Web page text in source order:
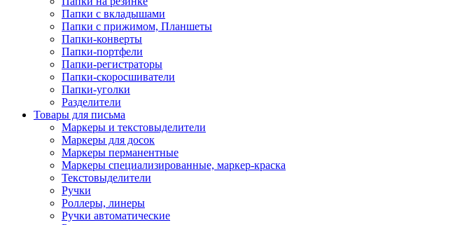
Папки с вкладышами
Папки с прижимом, Планшеты
Папки-конверты
Папки-портфели
Папки-регистраторы
Папки-скоросшиватели
Папки-уголки
Разделители
Товары для письма
Маркеры и текстовыделители
Маркеры для досок
Маркеры перманентные
Маркеры специализированные, маркер-краска
Текстовыделители
Ручки
Роллеры, линеры
Ручки автоматические